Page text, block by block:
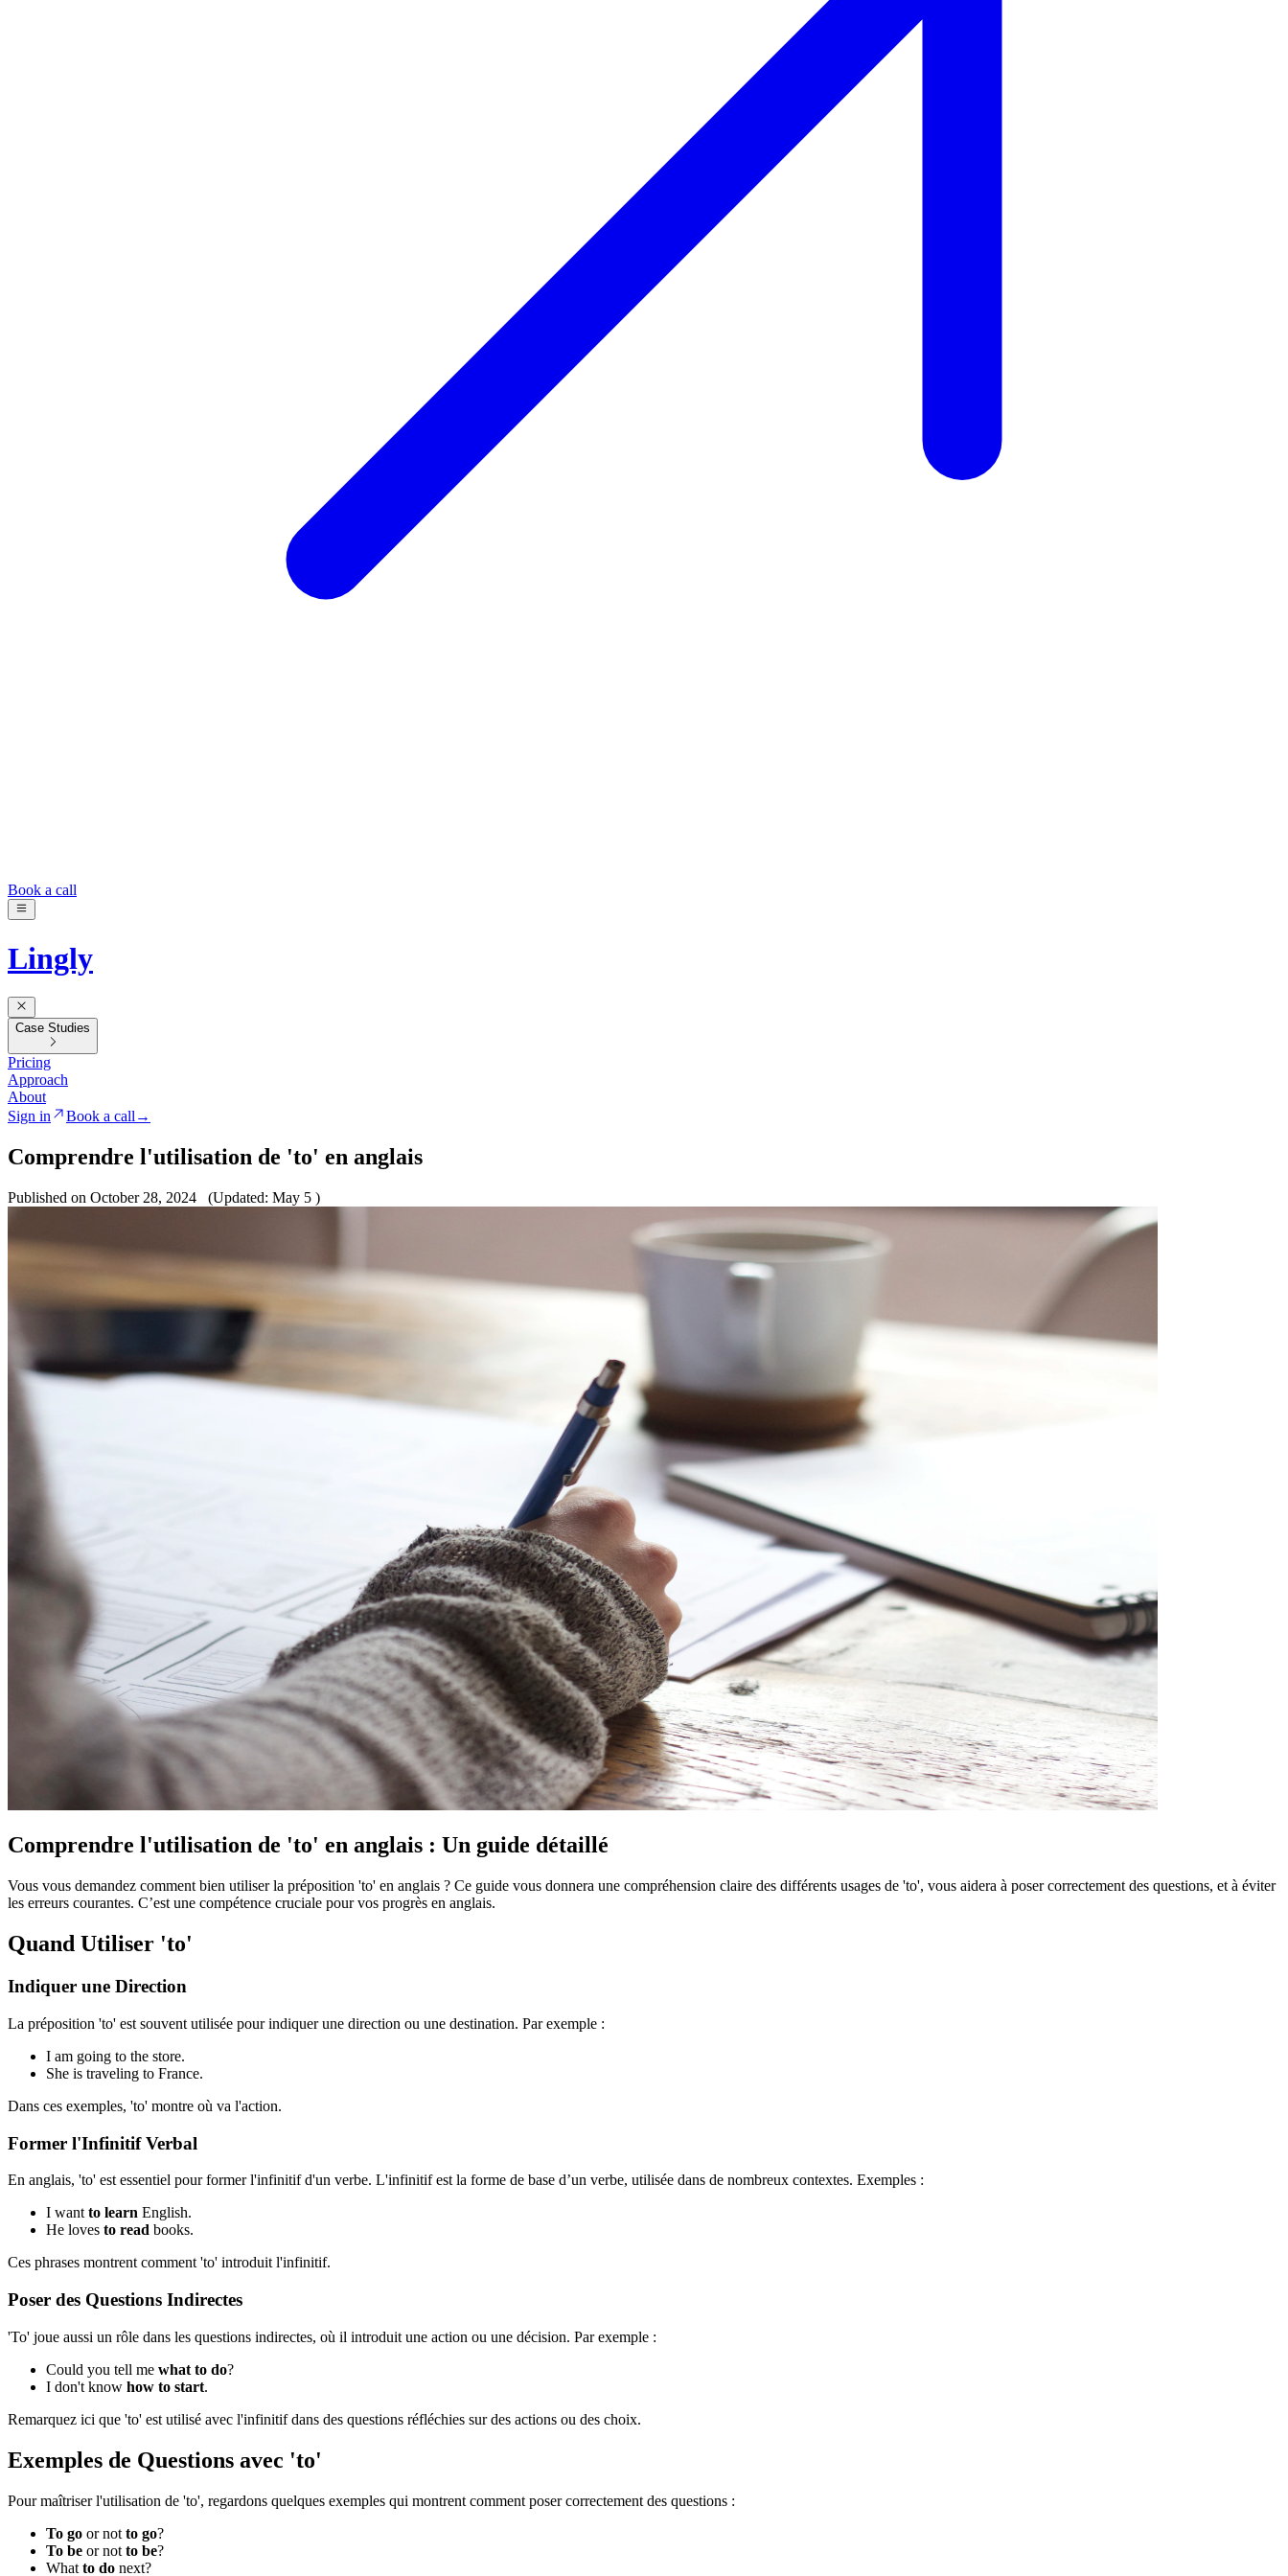
Book a call
Lingly
Case Studies
Pricing
Approach
About
Sign in
Book a call →
Comprendre l'utilisation de 'to' en anglais
Published on October 28, 2024 (Updated: May 5 )
Comprendre l'utilisation de 'to' en anglais : Un guide détaillé
Vous vous demandez comment bien utiliser la préposition 'to' en anglais ? Ce guide vous donnera une compréhension claire des différents usages de 'to', vous aidera à poser correctement des questions, et à éviter
les erreurs courantes. C’est une compétence cruciale pour vos progrès en anglais.
Quand Utiliser 'to'
Indiquer une Direction
La préposition 'to' est souvent utilisée pour indiquer une direction ou une destination. Par exemple :
I am going to the store.
She is traveling to France.
Dans ces exemples, 'to' montre où va l'action.
Former l'Infinitif Verbal
En anglais, 'to' est essentiel pour former l'infinitif d'un verbe. L'infinitif est la forme de base d’un verbe, utilisée dans de nombreux contextes. Exemples :
I want to learn English.
He loves to read books.
Ces phrases montrent comment 'to' introduit l'infinitif.
Poser des Questions Indirectes
'To' joue aussi un rôle dans les questions indirectes, où il introduit une action ou une décision. Par exemple :
Could you tell me what to do?
I don't know how to start.
Remarquez ici que 'to' est utilisé avec l'infinitif dans des questions réfléchies sur des actions ou des choix.
Exemples de Questions avec 'to'
Pour maîtriser l'utilisation de 'to', regardons quelques exemples qui montrent comment poser correctement des questions :
To go or not to go?
To be or not to be?
What to do next?